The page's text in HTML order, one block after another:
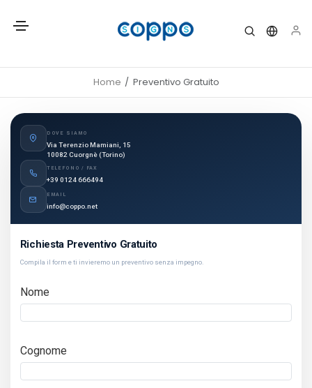
Home Preventivo Gratuito
DOVE SIAMO
Via Terenzio Mamiani, 15
10082 Cuorgnè (Torino)
TELEFONO / FAX
+39 0124 666494
EMAIL
info@coppo.net
Richiesta Preventivo Gratuito
Compila il form e ti invieremo un preventivo senza impegno.
Nome
Cognome